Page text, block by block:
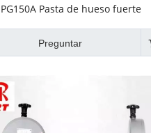
PG150A Pasta de hueso fuerte
Preguntar